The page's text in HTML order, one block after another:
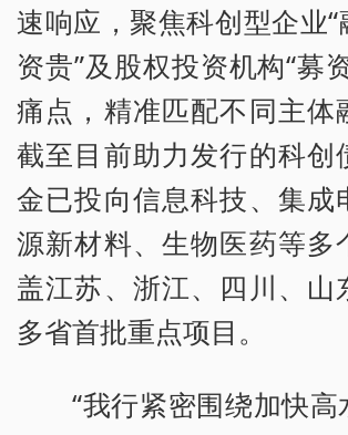
速响应，聚焦科创型企业
资贵”及股权投资机构“募
痛点，精准匹配不同主体
截至目前助力发行的科创
金已投向信息科技、集成
源新材料、生物医药等多
盖江苏、浙江、四川、山
多省首批重点项目。
“我行紧密围绕加快高